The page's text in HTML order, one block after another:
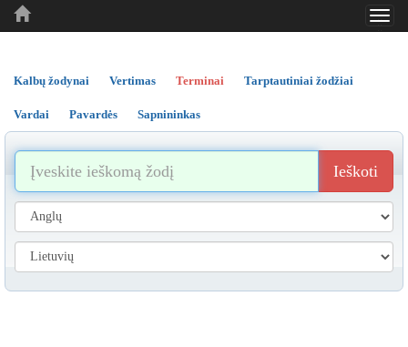
..
..
Kalbų žodynai Vertimas Terminai Tarptautiniai žodžiai
Vardai Pavardės Sapnininkas
Ieškoti